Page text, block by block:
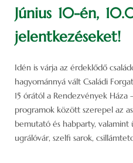
Június 10-én,
jelentkezéseket!
Idén is várja az érdeklődő
hagyománnyá vált Családi
15 órától a Rendezvények Háza
programok között szerepel az
bemutató és habparty,
ugrálóvár, szelfi sarok,